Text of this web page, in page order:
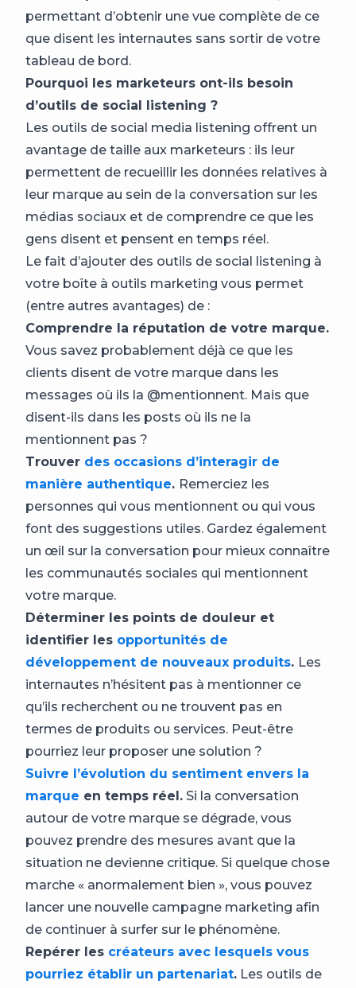
permettant d’obtenir une vue complète de ce
que disent les internautes sans sortir de votre
tableau de bord.
Pourquoi les marketeurs ont-ils besoin
d’outils de social listening ?
Les outils de social media listening offrent un
avantage de taille aux marketeurs : ils leur
permettent de recueillir les données relatives à
leur marque au sein de la conversation sur les
médias sociaux et de comprendre ce que les
gens disent et pensent en temps réel.
Le fait d’ajouter des outils de social listening à
votre boîte à outils marketing vous permet
(entre autres avantages) de :
Comprendre la réputation de votre marque.
Vous savez probablement déjà ce que les
clients disent de votre marque dans les
messages où ils la @mentionnent. Mais que
disent-ils dans les posts où ils ne la
mentionnent pas ?
Trouver des occasions d’interagir de
manière authentique. Remerciez les
personnes qui vous mentionnent ou qui vous
font des suggestions utiles. Gardez également
un œil sur la conversation pour mieux connaître
les communautés sociales qui mentionnent
votre marque.
Déterminer les points de douleur et
identifier les opportunités de
développement de nouveaux produits. Les
internautes n’hésitent pas à mentionner ce
qu’ils recherchent ou ne trouvent pas en
termes de produits ou services. Peut-être
pourriez leur proposer une solution ?
Suivre l’évolution du sentiment envers la
marque en temps réel. Si la conversation
autour de votre marque se dégrade, vous
pouvez prendre des mesures avant que la
situation ne devienne critique. Si quelque chose
marche « anormalement bien », vous pouvez
lancer une nouvelle campagne marketing afin
de continuer à surfer sur le phénomène.
Repérer les créateurs avec lesquels vous
pourriez établir un partenariat. Les outils de